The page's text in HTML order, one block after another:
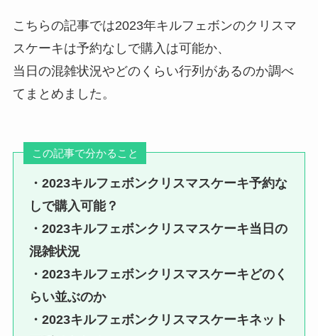
こちらの記事では2023年キルフェボンのクリスマ
スケーキは予約なしで購入は可能か、
当日の混雑状況やどのくらい行列があるのか調べ
てまとめました。
この記事で分かること
・2023キルフェボンクリスマスケーキ予約な
しで購入可能？
・2023キルフェボンクリスマスケーキ当日の
混雑状況
・2023キルフェボンクリスマスケーキどのく
らい並ぶのか
・2023キルフェボンクリスマスケーキネット